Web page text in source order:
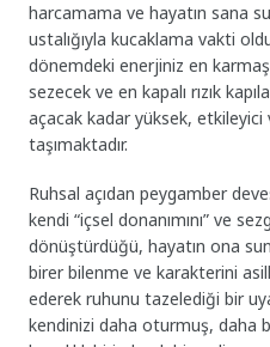
harcamama ve hayatın sana
ustalığıyla kucaklama vakti
dönemdeki enerjiniz en
sezecek ve en kapalı rızık
açacak kadar yüksek, etkileyici
taşımaktadır.
Ruhsal açıdan peygamber
kendi “içsel donanımını” ve
dönüştürdüğü, hayatın ona
birer bilenme ve karakterini
ederek ruhunu tazelediği bir
kendinizi daha oturmuş, daha